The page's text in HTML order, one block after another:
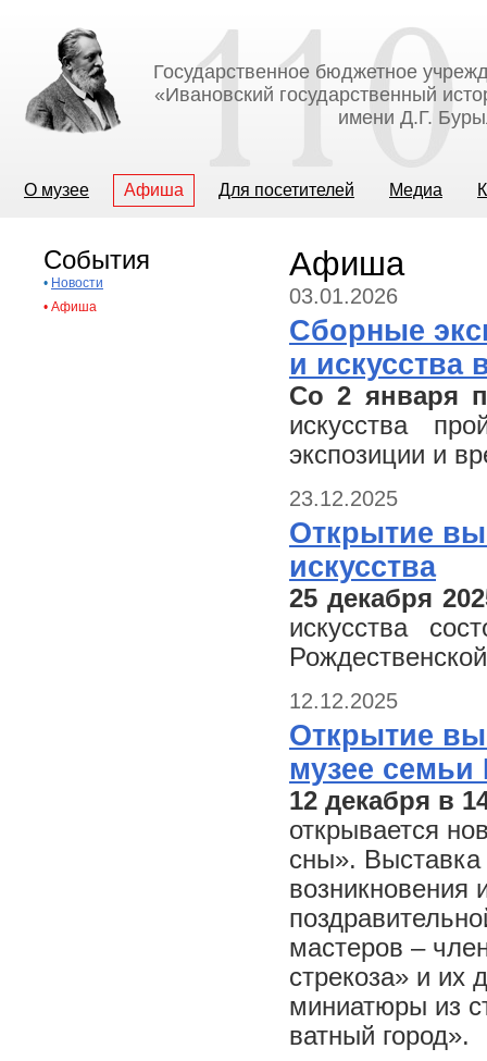
Государственное бюджетное
«Ивановский государственный
имени Д.Г.
О музее Афиша Для посетителей Медиа
События
• Новости
• Афиша
Афиша
03.01.2026
Сборные
и искусства
Со 2 января
искусства
экспозиции и
23.12.2025
Открытие
искусства
25 декабря
искусства
12.12.2025
Открытие
музее
12 декабря в
открывается
сны». Выставка
возникновения
мастеров –
стрекоза» и их
миниатюры из
ватный город».